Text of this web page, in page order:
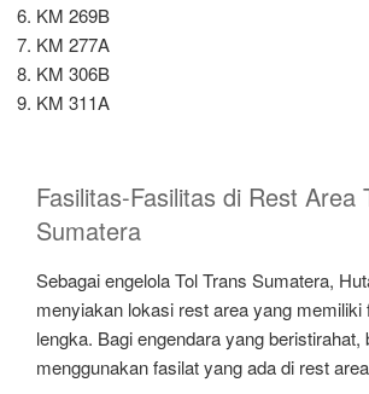
KM 269B
KM 277A
KM 306B
KM 311A
Fasilitas-Fasilitas di Rest Area
Sumatera
Sebagai engelola Tol Trans Sumatera,
menyiakan lokasi rest area yang memiliki
lengka. Bagi engendara yang beristirahat,
menggunakan fasilat yang ada di rest